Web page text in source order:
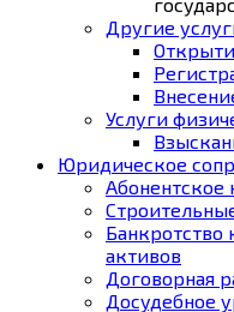
Другие
Услуги
Юридическое
Банкротство
активов
Договорная
Досудебное